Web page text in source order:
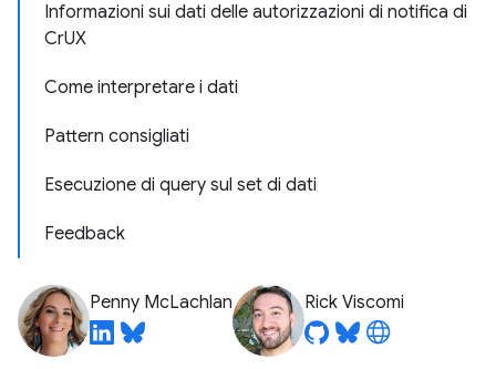
Informazioni sui dati delle autorizzazioni di notifica di
CrUX
Come interpretare i dati
Pattern consigliati
Esecuzione di query sul set di dati
Feedback
Penny McLachlan Rick Viscomi